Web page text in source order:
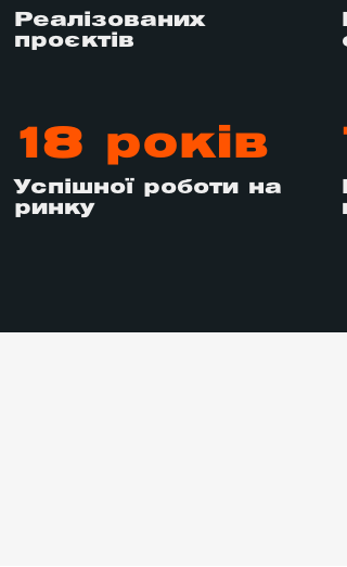
Реалізованих
проєктів
18 років
Успішної роботи на
ринку